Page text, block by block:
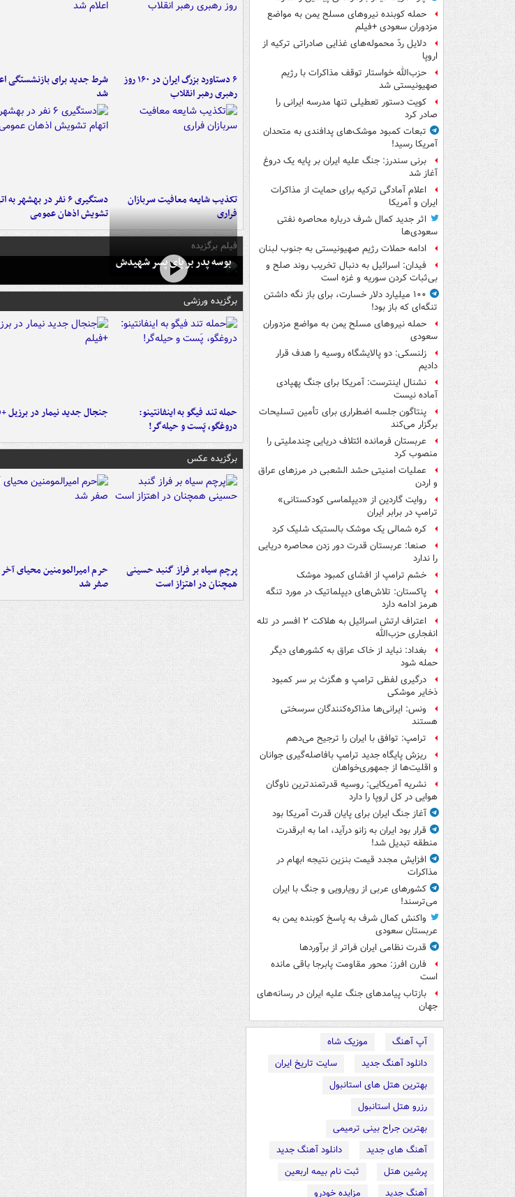
حمله کوبنده نیروهای مسلح یمن به مواضع
مزدوران سعودی +فیلم
دلایل ردّ محموله‌های غذایی صادراتی ترکیه از
اروپا
حزب‌الله خواستار توقف مذاکرات با رژیم
صهیونیستی شد
کویت دستور تعطیلی تنها مدرسه ایرانی را
صادر کرد
تبعات کمبود موشک‌های پدافندی به متحدان
آمریکا رسید!
برنی سندرز: جنگ علیه ایران بر پایه یک دروغ
آغاز شد
اعلام آمادگی ترکیه برای حمایت از مذاکرات
ایران و آمریکا
اثر جدید کمال شرف درباره محاصره نفتی
سعودی‌ها
ادامه حملات رژیم صهیونیستی به جنوب لبنان
فیدان: اسرائیل به دنبال تخریب روند صلح و
بی‌ثبات کردن سوریه و غزه است
۱۰۰ میلیارد دلار خسارت، برای باز نگه داشتن
تنگه‌ای که باز بود!
حمله نیروهای مسلح یمن به مواضع مزدوران
سعودی
زلنسکی: دو پالایشگاه روسیه را هدف قرار
دادیم
نشنال اینترست: آمریکا برای جنگ پهپادی
آماده نیست
پنتاگون جلسه اضطراری برای تأمین تسلیحات
برگزار می‌کند
عربستان فرمانده ائتلاف دریایی چندملیتی را
منصوب کرد
عملیات امنیتی حشد الشعبی در مرزهای عراق
و اردن
روایت گاردین از «دیپلماسی کودکستانی»
ترامپ در برابر ایران
کره شمالی یک موشک بالستیک شلیک کرد
صنعا: عربستان قدرت دور زدن محاصره دریایی
را ندارد
خشم ترامپ از افشای کمبود موشک
پاکستان: تلاش‌های دیپلماتیک در مورد تنگه
هرمز ادامه دارد
اعتراف ارتش اسرائیل به هلاکت ۲ افسر در تله
انفجاری حزب‌الله
بغداد: نباید از خاک عراق به کشورهای دیگر
حمله شود
درگیری لفظی ترامپ و هگزث بر سر کمبود
ذخایر موشکی
ونس: ایرانی‌ها مذاکره‌کنندگان سرسختی
هستند
ترامپ: توافق با ایران را ترجیح می‌دهم
ریزش پایگاه جدید ترامپ بافاصله‌گیری جوانان
و اقلیت‌ها از جمهوری‌خواهان
نشریه آمریکایی: روسیه قدرتمندترین ناوگان
هوایی در کل اروپا را دارد
آغاز جنگ ایران برای پایان قدرت آمریکا بود
قرار بود ایران به زانو درآید، اما به ابرقدرت
منطقه تبدیل شد!
افزایش مجدد قیمت بنزین نتیجه ابهام در
مذاکرات
کشورهای عربی از رویارویی و جنگ با ایران
می‌ترسند!
واکنش کمال شرف به پاسخ کوبنده یمن به
عربستان سعودی
قدرت نظامی ایران فراتر از برآوردها
فارن افرز: محور مقاومت پابرجا باقی مانده
است
بازتاب پیامدهای جنگ علیه ایران در رسانه‌های
جهان
آپ آهنگ
موزیک شاه
دانلود آهنگ جدید
سایت تاریخ ایران
بهترین هتل های استانبول
رزرو هتل استانبول
بهترین جراح بینی ترمیمی
آهنگ های جدید
دانلود آهنگ جدید
پرشین هتل
ثبت نام بیمه اربعین
آهنگ جدید
مزایده خودرو
۶ دستاورد بزرگ ایران در ۱۶۰ روز
رهبری رهبر انقلاب
شرط جدید برای بازنشستگی
شد
تکذیب شایعه معافیت سربازان
فراری
دستگیری ۶ نفر در بهشهر به
تشویش اذهان عمومی
فیلم برگزیده
بوسه‌ پدر بر پای پسر شهیدش
برگزیده ورزشی
حمله تند فیگو به اینفانتینو:
دروغگو، پَست‌ و حیله‌گر!
جنجال جدید نیمار در برزیل
برگزیده عکس
پرچم سیاه بر فراز گنبد حسینی
همچنان در اهتزاز است
حرم امیرالمومنین محیای آخر
صفر شد